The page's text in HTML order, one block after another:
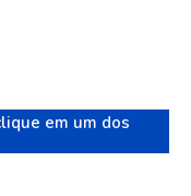
em um dos